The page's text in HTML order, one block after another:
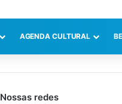
AGENDA CULTURAL
Nossas redes